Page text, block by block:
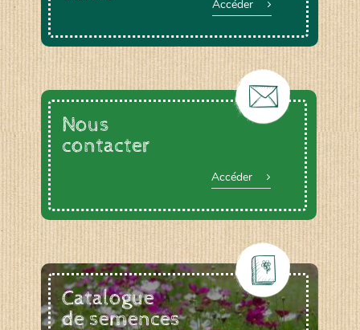
Accéder
Nous
contacter
Accéder
Catalogue
de semences